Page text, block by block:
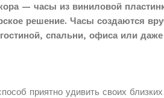
— часы из виниловой
решение. Часы создаются
спальни, офиса или
приятно удивить своих